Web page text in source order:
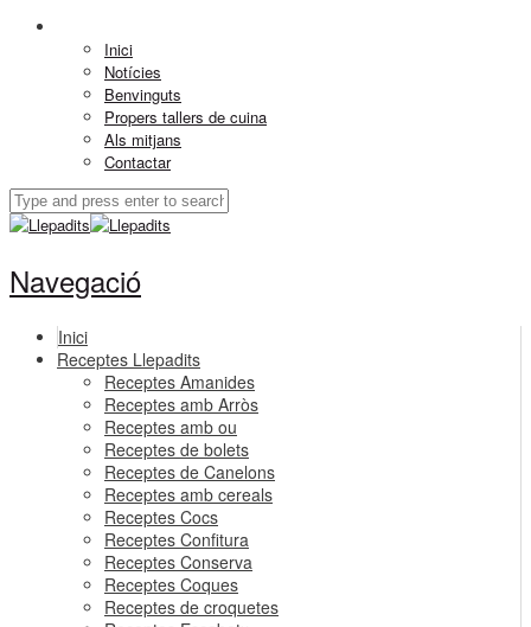
Inici
Notícies
Benvinguts
Propers tallers de cuina
Als mitjans
Contactar
Navegació
Inici
Receptes Llepadits
Receptes Amanides
Receptes amb Arròs
Receptes amb ou
Receptes de bolets
Receptes de Canelons
Receptes amb cereals
Receptes Cocs
Receptes Confitura
Receptes Conserva
Receptes Coques
Receptes de croquetes